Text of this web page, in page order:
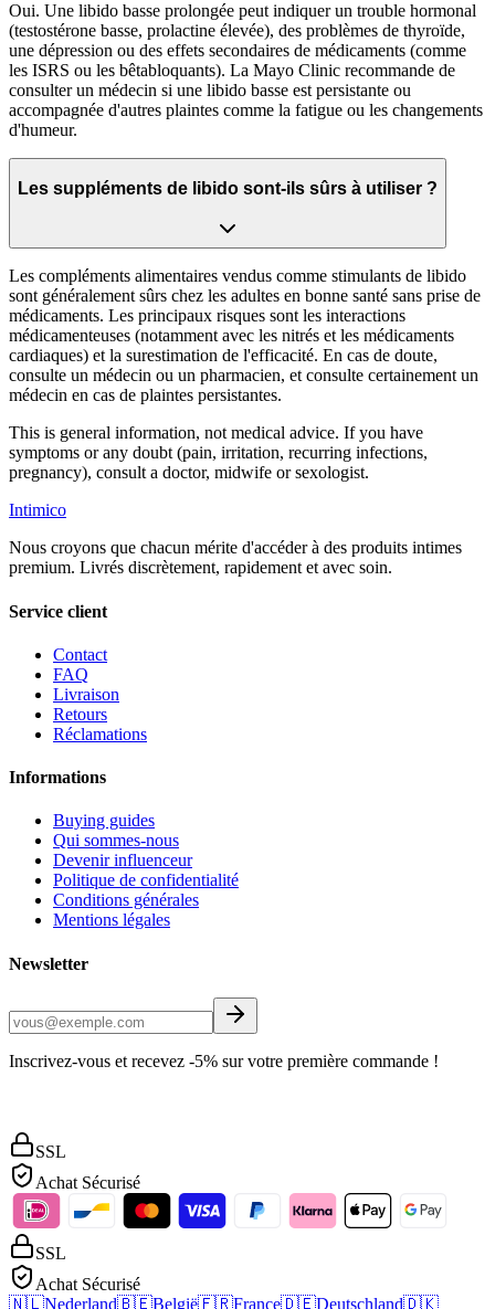
Oui. Une libido basse prolongée peut indiquer un trouble hormonal
(testostérone basse, prolactine élevée), des problèmes de thyroïde,
une dépression ou des effets secondaires de médicaments (comme
les ISRS ou les bêtabloquants). La Mayo Clinic recommande de
consulter un médecin si une libido basse est persistante ou
accompagnée d'autres plaintes comme la fatigue ou les changements
d'humeur.
Les suppléments de libido sont-ils sûrs à utiliser ?
Les compléments alimentaires vendus comme stimulants de libido
sont généralement sûrs chez les adultes en bonne santé sans prise de
médicaments. Les principaux risques sont les interactions
médicamenteuses (notamment avec les nitrés et les médicaments
cardiaques) et la surestimation de l'efficacité. En cas de doute,
consulte un médecin ou un pharmacien, et consulte certainement un
médecin en cas de plaintes persistantes.
This is general information, not medical advice. If you have
symptoms or any doubt (pain, irritation, recurring infections,
pregnancy), consult a doctor, midwife or sexologist.
Intimico
Nous croyons que chacun mérite d'accéder à des produits intimes
premium. Livrés discrètement, rapidement et avec soin.
Service client
Contact
FAQ
Livraison
Retours
Réclamations
Informations
Buying guides
Qui sommes-nous
Devenir influenceur
Politique de confidentialité
Conditions générales
Mentions légales
Newsletter
Inscrivez-vous et recevez -5% sur votre première commande !
SSL
Achat Sécurisé
SSL
Achat Sécurisé
🇳🇱Nederland🇧🇪België🇫🇷France🇩🇪Deutschland🇩🇰